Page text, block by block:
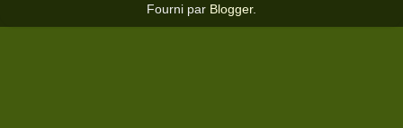
Fourni par Blogger.